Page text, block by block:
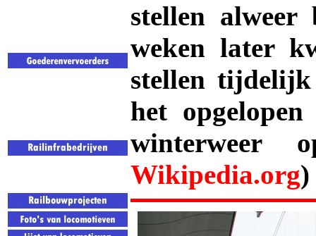
stellen
weken later
stellen
het
winterweer
Wikipedia.org)